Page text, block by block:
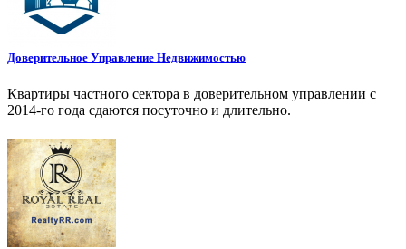
Доверительное Управление Недвижимостью
Квартиры частного сектора в доверительном управлении с
2014-го года сдаются посуточно и длительно.